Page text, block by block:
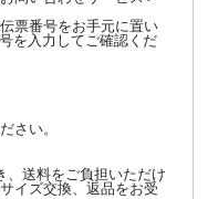
票番号をお手元に置い
を入力してご確認くだ
さい。
、送料をご負担いただけ
イズ交換、返品をお受